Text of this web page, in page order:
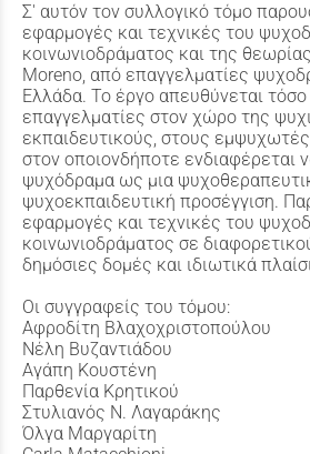
Σ' αυτόν τον συλλογικό τόµο
εφαρµογές και τεχνικές του
κοινωνιοδράµατος και της
Moreno, από επαγγελµατίες
Ελλάδα. Το έργο απευθύνεται τόσο
επαγγελµατίες στον χώρο της
εκπαιδευτικούς, στους
στον οποιονδήποτε ενδιαφέρεται
ψυχόδραµα ως µια
ψυχοεκπαιδευτική προσέγγιση.
εφαρµογές και τεχνικές του
κοινωνιοδράµατος σε
δηµόσιες δοµές και ιδιωτικά
Οι συγγραφείς του τόµου:
Αφροδίτη Βλαχοχριστοπούλου
Νέλη Βυζαντιάδου
Αγάπη Κουστένη
Παρθενία Κρητικού
Στυλιανός Ν. Λαγαράκης
Όλγα Μαργαρίτη